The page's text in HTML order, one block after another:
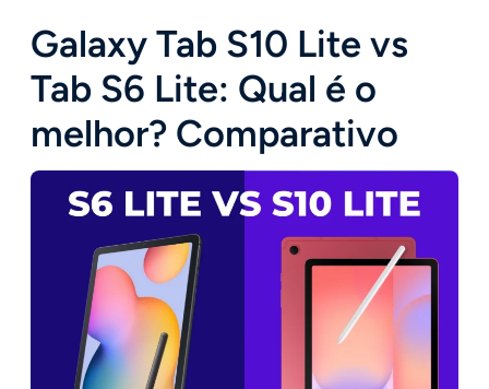
a
Galaxy Tab S10 Lite vs
Tab S6 Lite: Qual é o
melhor? Comparativo